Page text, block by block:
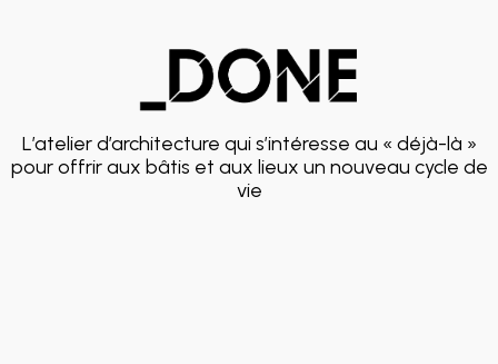
L’atelier d’architecture qui s’intéresse au « déjà-là »
pour offrir aux bâtis et aux lieux un nouveau cycle de
vie